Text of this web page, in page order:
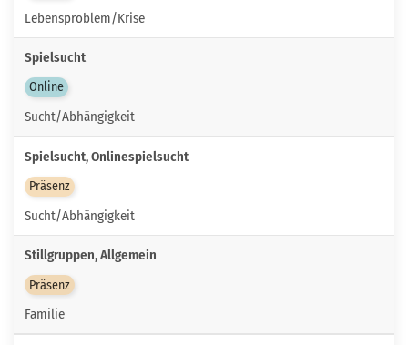
Lebensproblem/Krise
Spielsucht
Online
Sucht/Abhängigkeit
Spielsucht, Onlinespielsucht
Präsenz
Sucht/Abhängigkeit
Stillgruppen, Allgemein
Präsenz
Familie